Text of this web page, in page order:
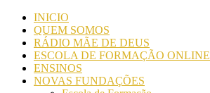
INICIO
QUEM SOMOS
RÁDIO MÃE DE DEUS
ESCOLA DE FORMAÇÃO ONLINE
ENSINOS
NOVAS FUNDAÇÕES